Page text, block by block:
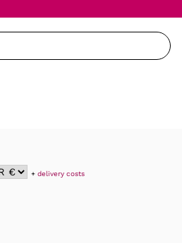
+delivery costs